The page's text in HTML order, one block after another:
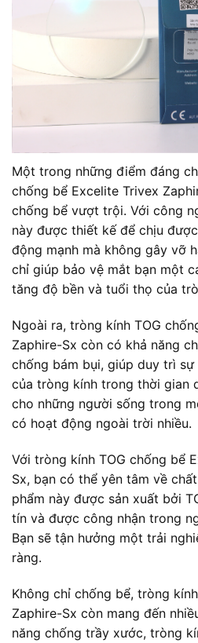
Một trong những điểm đáng
chống bể Excelite Trivex
chống bể vượt trội. Với công
này được thiết kế để chịu
động mạnh mà không gây vỡ
chỉ giúp bảo vệ mắt bạn một
tăng độ bền và tuổi thọ của
Ngoài ra, tròng kính TOG
Zaphire-Sx còn có khả năng
chống bám bụi, giúp duy trì
của tròng kính trong thời gian
cho những người sống trong
có hoạt động ngoài trời nhiều.
Với tròng kính TOG chống bể
Sx, bạn có thể yên tâm về
phẩm này được sản xuất bởi
tín và được công nhận trong
Bạn sẽ tận hưởng một trải
ràng.
Không chỉ chống bể, tròng
Zaphire-Sx còn mang đến
năng chống trầy xước, tròng